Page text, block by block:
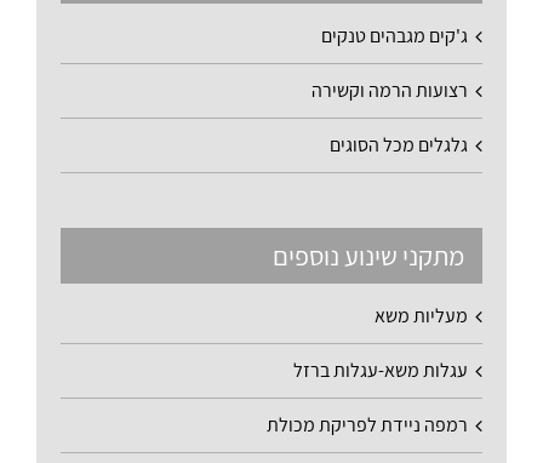
ג'קים מגבהים טנקים
רצועות הרמה וקשירה
גלגלים מכל הסוגים
מתקני שינוע נוספים
מעליות משא
עגלות משא-עגלות ברזל
רמפה ניידת לפריקת מכולת